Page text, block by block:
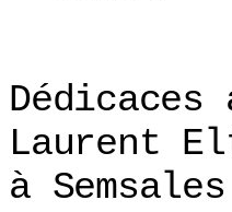
Dédicaces
Laurent
à